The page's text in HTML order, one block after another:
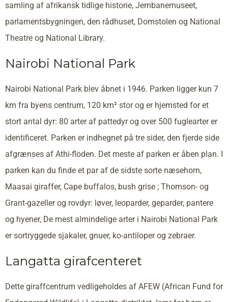
samling af afrikansk tidlige historie, Jernbanemuseet,
parlamentsbygningen, den rådhuset, Domstolen og National
Theatre og National Library.
Nairobi National Park
Nairobi National Park blev åbnet i 1946. Parken ligger kun 7
km fra byens centrum, 120 km² stor og er hjemsted for et
stort antal dyr: 80 arter af pattedyr og over 500 fuglearter er
identificeret. Parken er indhegnet på tre sider, den fjerde side
afgrænses af Athi-floden. Det meste af parken er åben plan. I
parken kan du finde et par af de sidste sorte næsehorn,
Maasai giraffer, Cape buffalos, bush grise ; Thomson- og
Grant-gazeller og rovdyr: løver, leoparder, geparder, pantere
og hyener, De mest almindelige arter i Nairobi National Park
er sortryggede sjakaler, gnuer, ko-antiloper og zebraer.
Langatta girafcenteret
Dette giraffcentrum vedligeholdes af AFEW (African Fund for